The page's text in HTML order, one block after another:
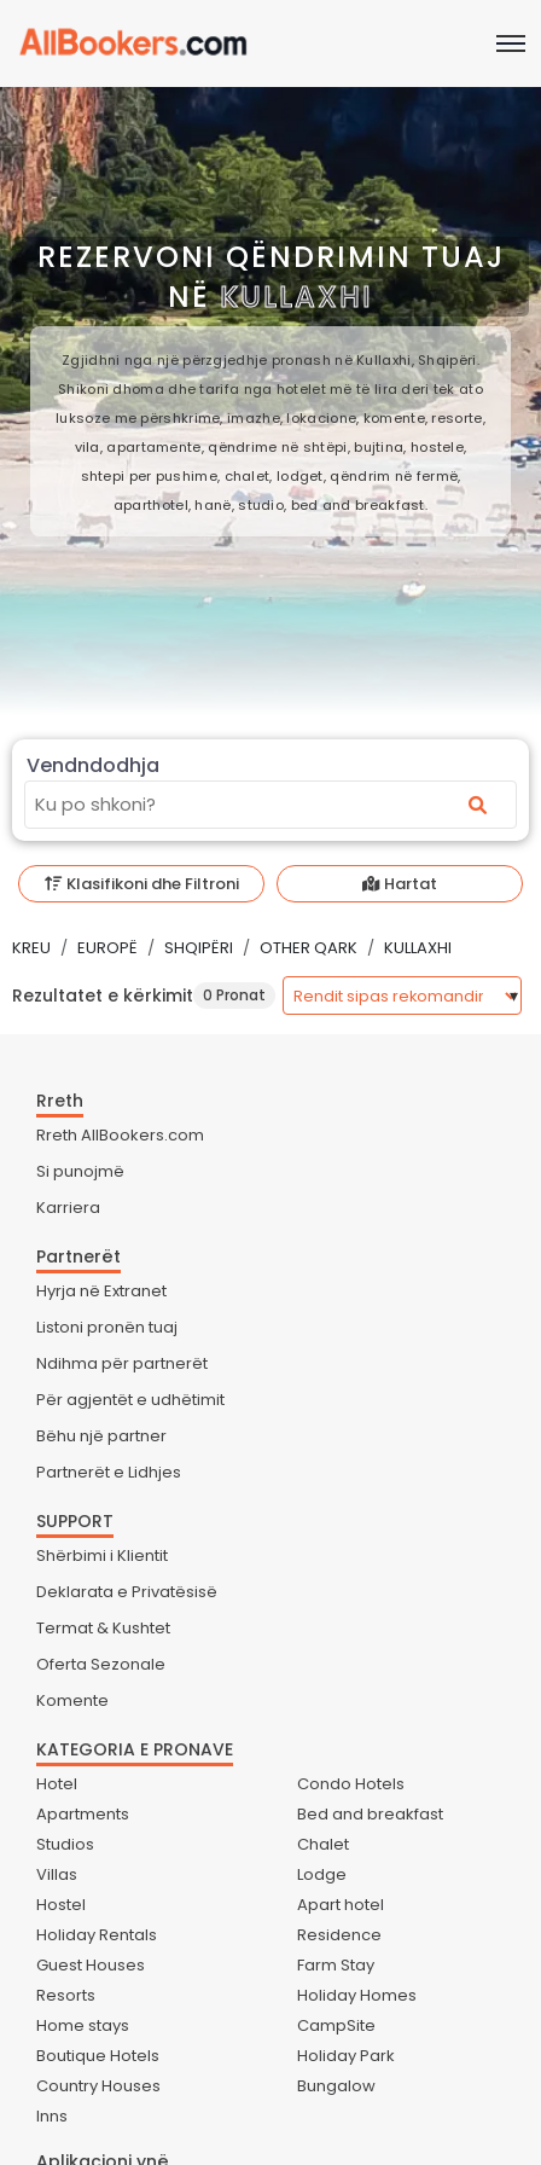
REZERVONI QËNDRIMIN TUAJ
NËKULLAXHI
Zgjidhni nga një përzgjedhje pronash në Kullaxhi, Shqipëri.
Shikoni dhoma dhe tarifa nga hotelet më të lira deri tek ato
luksoze me përshkrime, imazhe, lokacione, komente, resorte,
vila, apartamente, qëndrime në shtëpi, bujtina, hostele,
shtepi per pushime, chalet, lodget, qëndrim në fermë,
aparthotel, hanë, studio, bed and breakfast.
Vendndodhja
Klasifikoni dhe Filtroni Hartat
KREU EUROPË SHQIPËRI OTHER QARK KULLAXHI
Rezultatet e kërkimit 0 Pronat
Rreth
Rreth AllBookers.com
Si punojmë
Karriera
Partnerët
Hyrja në Extranet
Listoni pronën tuaj
Ndihma për partnerët
Për agjentët e udhëtimit
Bëhu një partner
Partnerët e Lidhjes
SUPPORT
Shërbimi i Klientit
Deklarata e Privatësisë
Termat & Kushtet
Oferta Sezonale
Komente
KATEGORIA E PRONAVE
Hotel
Apartments
Studios
Villas
Hostel
Holiday Rentals
Guest Houses
Resorts
Home stays
Boutique Hotels
Country Houses
Inns
Condo Hotels
Bed and breakfast
Chalet
Lodge
Apart hotel
Residence
Farm Stay
Holiday Homes
CampSite
Holiday Park
Bungalow